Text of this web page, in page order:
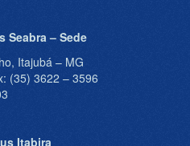
Seabra – Sede
Itajubá – MG
(35) 3622 – 3596
Itabira